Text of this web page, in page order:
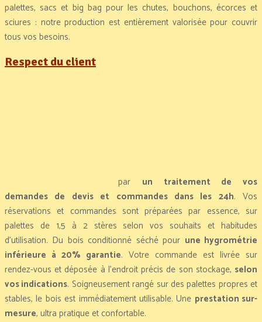
palettes, sacs et big bag pour les chutes, bouchons, écorces et
sciures : notre production est entièrement valorisée pour couvrir
tous vos besoins.
Respect du client
par un traitement de vos
demandes de devis et commandes dans les 24h. Vos
réservations et commandes sont préparées par essence, sur
palettes de 1,5 à 2 stères selon vos souhaits et habitudes
d’utilisation. Du bois conditionné séché pour une hygrométrie
inférieure à 20% garantie. Votre commande est livrée sur
rendez-vous et déposée à l’endroit précis de son stockage, selon
vos indications. Soigneusement rangé sur des palettes propres et
stables, le bois est immédiatement utilisable. Une prestation sur-
mesure, ultra pratique et confortable.